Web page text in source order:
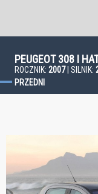
PEUGEOT 308 I
ROCZNIK: 2007| SILNIK:
PRZEDNI